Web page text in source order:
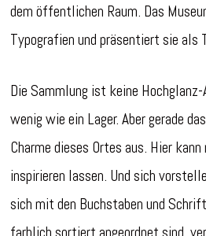
dem öffentlichen Raum. Das
Typografien und präsentiert sie
Die Sammlung ist keine
wenig wie ein Lager. Aber gerade
Charme dieses Ortes aus. Hier
inspirieren lassen. Und sich
sich mit den Buchstaben und